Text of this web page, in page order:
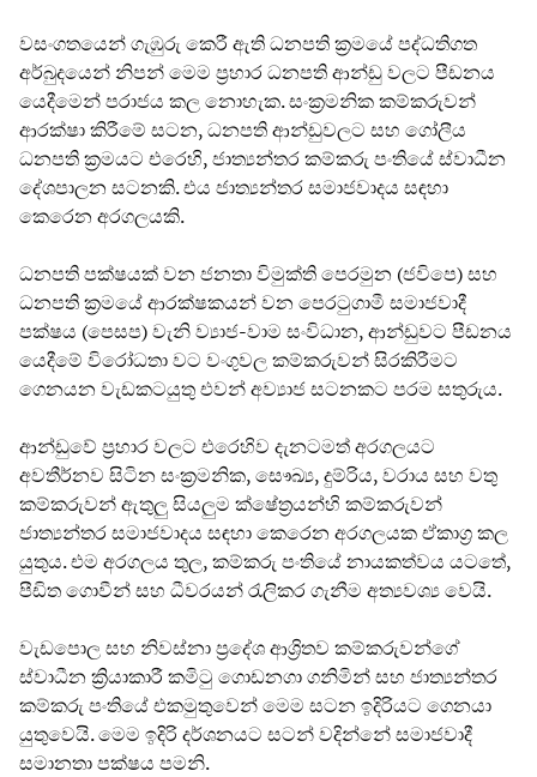
වසංගතයෙන් ගැඹුරු කෙරී ඇති ධනපති ක්‍රමයේ පද්ධතිගත
අර්බුදයෙන් නිපන් මෙම ප්‍රහාර ධනපති ආන්ඩු වලට පීඩනය
යෙදීමෙන් පරාජය කල නොහැක. සංක්‍රමනික කම්කරුවන්
ආරක්ෂා කිරීමේ සටන, ධනපති ආන්ඩුවලට සහ ගෝලීය
ධනපති ක්‍රමයට එරෙහි, ජාත්‍යන්තර කම්කරු පංතියේ ස්වාධීන
දේශපාලන සටනකි. එය ජාත්‍යන්තර සමාජවාදය සඳහා
කෙරෙන අරගලයකි.
ධනපති පක්ෂයක් වන ජනතා විමුක්ති පෙරමුන (ජවිපෙ) සහ
ධනපති ක්‍රමයේ ආරක්ෂකයන් වන පෙරටුගාමී සමාජවාදී
පක්ෂය (පෙසප) වැනි ව්‍යාජ-වාම සංවිධාන, ආන්ඩුවට පීඩනය
යෙදීමේ විරෝධතා වට වංගුවල කම්කරුවන් සිරකිරීමට
ගෙනයන වැඩකටයුතු එවන් අව්‍යාජ සටනකට පරම සතුරුය.
ආන්ඩුවේ ප්‍රහාර වලට එරෙහිව දැනටමත් අරගලයට
අවතීර්නව සිටින සංක්‍රමනික, සෞඛ්‍ය, දුම්රිය, වරාය සහ වතු
කම්කරුවන් ඇතුලු සියලුම ක්ෂේත්‍රයන්හි කම්කරුවන්
ජාත්‍යන්තර සමාජවාදය සඳහා කෙරෙන අරගලයක ඒකාග්‍ර කල
යුතුය. එම අරගලය තුල, කම්කරු පංතියේ නායකත්වය යටතේ,
පීඩිත ගොවීන් සහ ධීවරයන් රැලිකර ගැනීම අත්‍යවශ්‍ය වෙයි.
වැඩපොල සහ නිවස්නා ප්‍රදේශ ආශ්‍රිතව කම්කරුවන්ගේ
ස්වාධීන ක්‍රියාකාරී කමිටු ගොඩනගා ගනිමින් සහ ජාත්‍යන්තර
කම්කරු පංතියේ එකමුතුවෙන් මෙම සටන ඉදිරියට ගෙනයා
යුතුවෙයි. මෙම ඉදිරි දර්ශනයට සටන් වදින්නේ සමාජවාදී
සමානතා පක්ෂය පමනි.